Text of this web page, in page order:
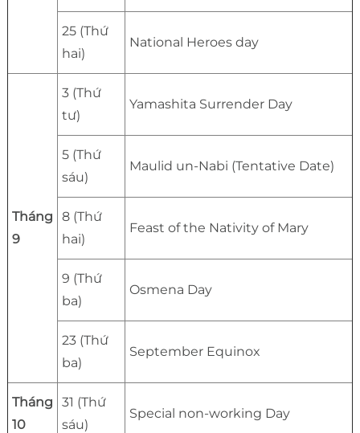
25 (Thứ
hai)
National Heroes day
Tháng
9
3 (Thứ
tư)
Yamashita Surrender Day
5 (Thứ
sáu)
Maulid un-Nabi (Tentative Date)
8 (Thứ
hai)
Feast of the Nativity of Mary
9 (Thứ
ba)
Osmena Day
23 (Thứ
ba)
September Equinox
Tháng
10
31 (Thứ
sáu)
Special non-working Day